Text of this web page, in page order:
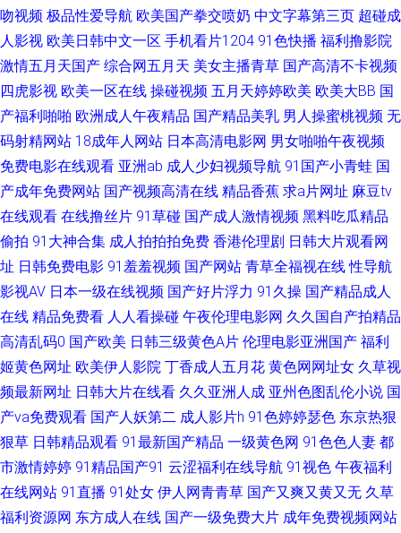
一区 91传媒色频 99热无码导航 久久亚洲 无码久久网 91vv在线 肏欧美多区
精品一二三系列AV 日本小视免费 淫网av 91破处视频 成人自慰 后入黑丝 久
久嫩草精品视频 欧韩美女成人视频 欧美精品久久乱 浮力影院久久 亚洲成人
无码懂色 91快操 91婬黄看大片 丁香在线一区二区三区 久草免费资源站 香蕉
视频18日本 91视频福利中文网 女同扣逼 日韩另类九区 91妻人人爽人人看片
99精品久久婷婷_ 草莓视频污aqq 国产高潮久久 五月天五码 91性爱电影 成
伊人东京热久久 97福利导航在线 免费爱爱影院 天堂BTAV在线 51无码高清
小视频 大香蕉伊人社 欧美成在线 香蕉青草伊 91性爱A片 国产精品久久高超
亚洲av操 91性色 草莓视屏s 超碰人人熟女 国产福利a 三级片黄色视频国内
99偷拍网 国产精品一级久久 日日网站 91国语对白短视频 久久社区 日韩成人
吻视频 极品性爱导航 欧美国产拳交喷奶 中文字幕第三页 超碰成
人影视 欧美日韩中文一区 手机看片1204 91色快播 福利撸影院
激情五月天国产 综合网五月天 美女主播青草 国产高清不卡视频
四虎影视 欧美一区在线 操碰视频 五月天婷婷欧美 欧美大BB 国
产福利啪啪 欧洲成人午夜精品 国产精品美乳 男人操蜜桃视频 无
码射精网站 18成年人网站 日本高清电影网 男女啪啪午夜视频
免费电影在线观看 亚洲ab 成人少妇视频导航 91国产小青蛙 国
产成年免费网站 国产视频高清在线 精品香蕉 求a片网址 麻豆tv
在线观看 在线撸丝片 91草碰 国产成人激情视频 黑料吃瓜精品
偷拍 91大神合集 成人拍拍拍免费 香港伦理剧 日韩大片观看网
址 日韩免费电影 91羞羞视频 国产网站 青草全福视在线 性导航
影视AV 日本一级在线视频 国产好片浮力 91久操 国产精品成人
在线 精品免费看 人人看操碰 午夜伦理电影网 久久国自产拍精品
高清乱码0 国产欧美 日韩三级黄色A片 伦理电影亚洲国产 福利
姬黄色网址 欧美伊人影院 丁香成人五月花 黄色网网址女 久草视
频最新网址 日韩大片在线看 久久亚洲人成 亚州色图乱伦小说 国
产va免费观看 国产人妖第二 成人影片h 91色婷婷瑟色 东京热狠
狠草 日韩精品观看 91最新国产精品 一级黄色网 91色色人妻 都
市激情婷婷 91精品国产91 云涩福利在线导航 91视色 午夜福利
在线网站 91直播 91处女 伊人网青青草 国产又爽又黄又无 久草
福利资源网 东方成人在线 国产一级免费大片 成年免费视频网站